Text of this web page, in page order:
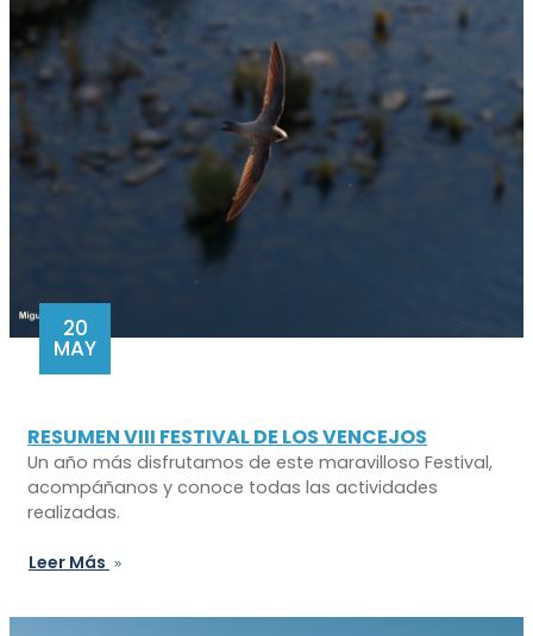
20
MAY
RESUMEN VIII FESTIVAL DE LOS VENCEJOS
Un año más disfrutamos de este maravilloso Festival,
acompáñanos y conoce todas las actividades
realizadas.
Leer Más